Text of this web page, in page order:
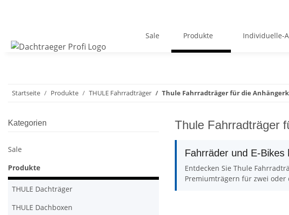
Sale Produkte Individuelle-
Startseite Produkte THULE Fahrradträger Thule Fahrradträger für die
Thule Fahrradträger
Fahrräder und E-
Entdecken Sie Thule
Premiumträgern für zwei oder
Kategorien
Sale
Produkte
THULE Dachträger
THULE Dachboxen